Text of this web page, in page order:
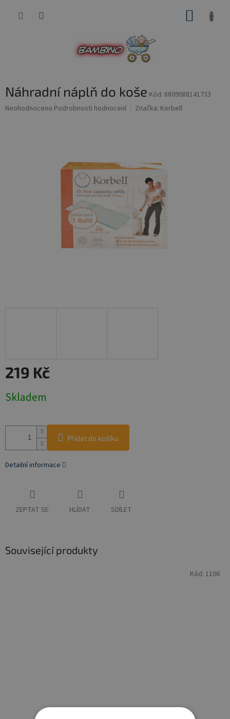
Náhradní náplň do koše Kód: 8809088141733
Průměrné
Neohodnoceno Podrobnosti hodnocení Značka: Korbell
219 Kč
cena:
Skladem
Přidat do košíku
Detailní informace
ZEPTAT SE HLÍDAT SDÍLET
Související produkty
Kód: 1106